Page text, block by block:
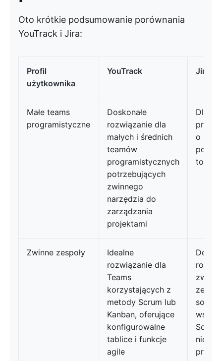
Oto krótkie podsumowanie porównania
YouTrack i Jira:
Profil
użytkownika
YouTrack Jira
Małe teams
programistyczne
Doskonałe
rozwiązanie dla
małych i średnich
teamów
programistycznych
potrzebujących
zwinnego
narzędzia do
zarządzania
projektami
Dla
o
to być
Zwinne zespoły
Idealne
rozwiązanie dla
Teams
korzystających z
metody Scrum lub
Kanban, oferujące
konfigurowalne
tablice i funkcje
agile